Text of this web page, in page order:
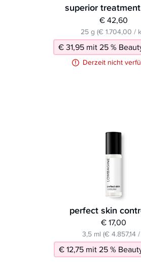
superior
€ 42,60
25 g (€ 1.704,00 /
€ 31,95 mit 25 %
Derzeit nicht
perfect skin
€ 17,00
3,5 ml (€ 4.857,14
€ 12,75 mit 25 %